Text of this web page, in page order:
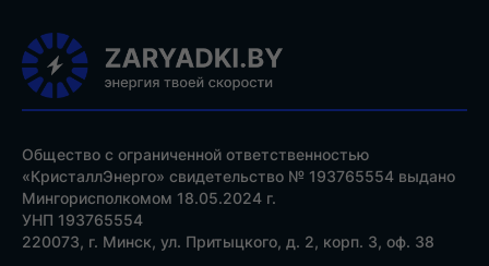
Общество с ограниченной ответственностью
«КристаллЭнерго» свидетельство № 193765554 выдано
Мингорисполкомом 18.05.2024 г.
УНП 193765554
220073, г. Минск, ул. Притыцкого, д. 2, корп. 3, оф. 38